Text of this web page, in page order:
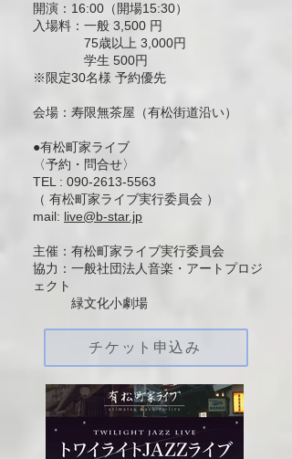
開演：16:00（開場15:30）
入場料： 一般 3,500 円
75歳以上 3,000円
学生 500円
※限定30名様 予約優先
会場：寿限無茶屋（有松街道沿い）
●有松町家ライブ
〈予約・問合せ〉
TEL : 090-2613-5563
（ 有松町家ライブ実行委員会 ）
mail: live@b-star.jp
主催 ： 有松町家ライブ実行委員会
協力 ： 一般社団法人音楽・アートプロジ
ェクト
緑文化小劇場
チケット申込み